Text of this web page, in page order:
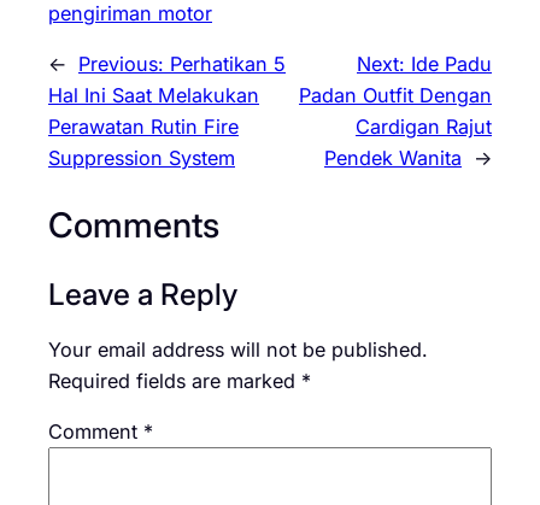
pengiriman motor
← Previous: Perhatikan 5
Hal Ini Saat Melakukan
Perawatan Rutin Fire
Suppression System
Next: Ide Padu
Padan Outfit Dengan
Cardigan Rajut
Pendek Wanita
→
Comments
Leave a Reply
Your email address will not be published.
Required fields are marked *
Comment *